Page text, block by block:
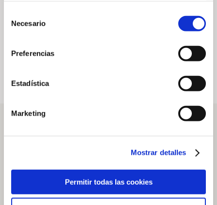
Necesario
Preferencias
Estadística
Marketing
Mostrar detalles
Permitir todas las cookies
2022
Primavera 2022
15 de diciembre de 2021